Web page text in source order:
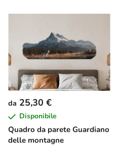
Quadro da parete Guardiano
delle montagne
da 25,30 €
Disponibile